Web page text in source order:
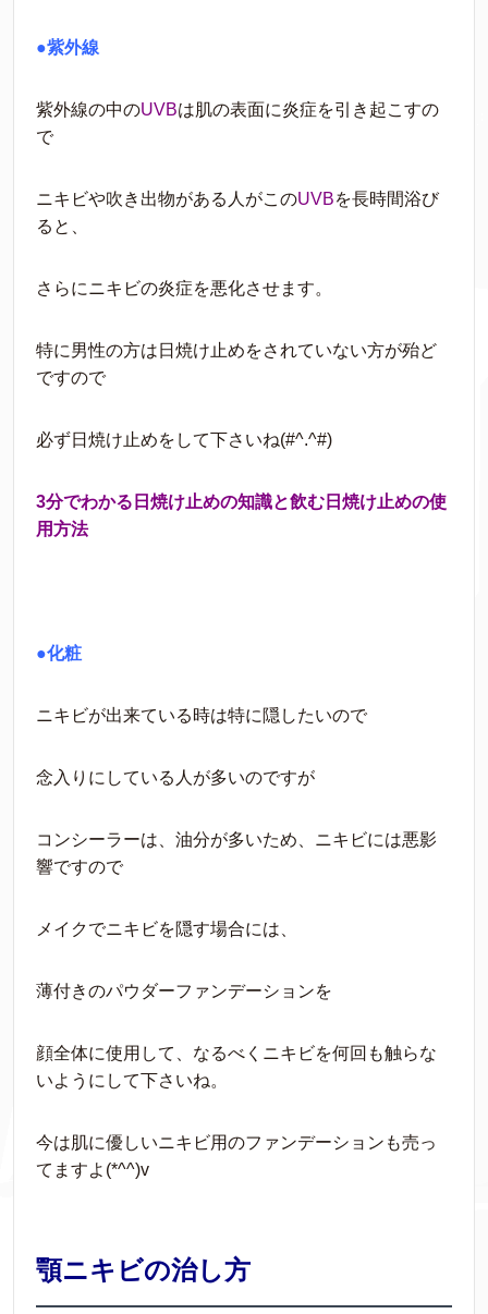
●紫外線
紫外線の中のUVBは肌の表面に炎症を引き起こすの
で
ニキビや吹き出物がある人がこのUVBを長時間浴び
ると、
さらにニキビの炎症を悪化させます。
特に男性の方は日焼け止めをされていない方が殆ど
ですので
必ず日焼け止めをして下さいね(#^.^#)
3分でわかる日焼け止めの知識と飲む日焼け止めの使
用方法
●化粧
ニキビが出来ている時は特に隠したいので
念入りにしている人が多いのですが
コンシーラーは、油分が多いため、ニキビには悪影
響ですので
メイクでニキビを隠す場合には、
薄付きのパウダーファンデーションを
顔全体に使用して、なるべくニキビを何回も触らな
いようにして下さいね。
今は肌に優しいニキビ用のファンデーションも売っ
てますよ(*^^)v
顎ニキビの治し方